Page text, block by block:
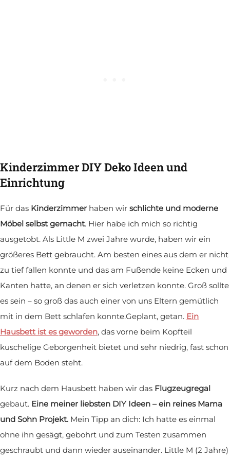
Kinderzimmer DIY Deko Ideen und
Einrichtung
Für das Kinderzimmer haben wir schlichte und moderne
Möbel selbst gemacht. Hier habe ich mich so richtig
ausgetobt. Als Little M zwei Jahre wurde, haben wir ein
größeres Bett gebraucht. Am besten eines aus dem er nicht
zu tief fallen konnte und das am Fußende keine Ecken und
Kanten hatte, an denen er sich verletzen konnte. Groß sollte
es sein – so groß das auch einer von uns Eltern gemütlich
mit in dem Bett schlafen konnte.Geplant, getan. Ein
Hausbett ist es geworden, das vorne beim Kopfteil
kuschelige Geborgenheit bietet und sehr niedrig, fast schon
auf dem Boden steht.
Kurz nach dem Hausbett haben wir das Flugzeugregal
gebaut. Eine meiner liebsten DIY Ideen – ein reines Mama
und Sohn Projekt. Mein Tipp an dich: Ich hatte es einmal
ohne ihn gesägt, gebohrt und zum Testen zusammen
geschraubt und dann wieder auseinander. Little M (2 Jahre)